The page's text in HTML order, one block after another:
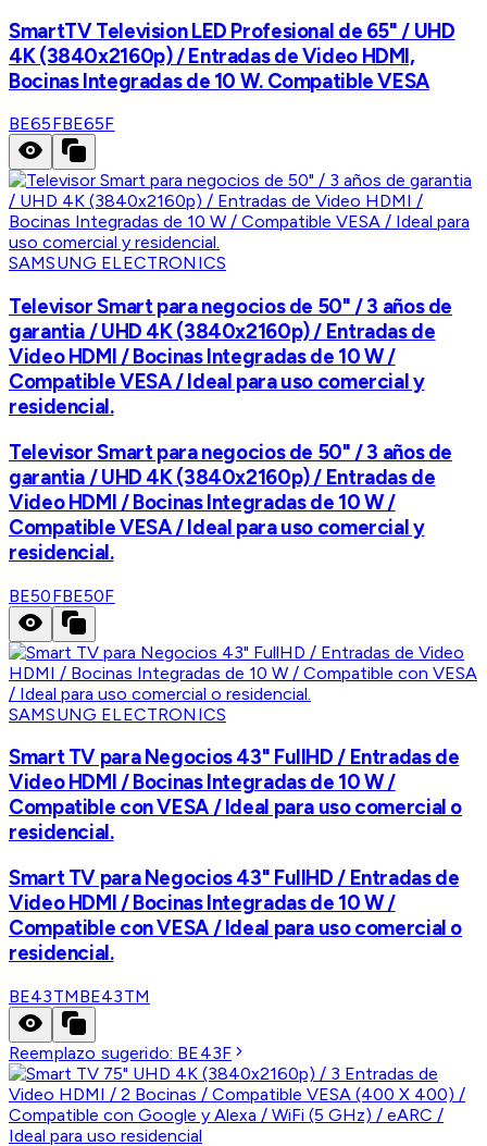
SmartTV Television LED Profesional de 65" / UHD
4K (3840x2160p) / Entradas de Video HDMI,
Bocinas Integradas de 10 W. Compatible VESA
BE65FBE65F
SAMSUNG ELECTRONICS
Televisor Smart para negocios de 50" / 3 años de
garantia / UHD 4K (3840x2160p) / Entradas de
Video HDMI / Bocinas Integradas de 10 W /
Compatible VESA / Ideal para uso comercial y
residencial.
Televisor Smart para negocios de 50" / 3 años de
garantia / UHD 4K (3840x2160p) / Entradas de
Video HDMI / Bocinas Integradas de 10 W /
Compatible VESA / Ideal para uso comercial y
residencial.
BE50FBE50F
SAMSUNG ELECTRONICS
Smart TV para Negocios 43" FullHD / Entradas de
Video HDMI / Bocinas Integradas de 10 W /
Compatible con VESA / Ideal para uso comercial o
residencial.
Smart TV para Negocios 43" FullHD / Entradas de
Video HDMI / Bocinas Integradas de 10 W /
Compatible con VESA / Ideal para uso comercial o
residencial.
BE43TMBE43TM
Reemplazo sugerido: BE43F